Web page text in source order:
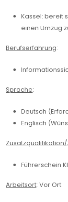
Kassel: bereit
einen Umzug
Berufserfahrung:
Sprache:
Deutsch
Englisch
Führerschein
Arbeitsort: Vor Ort